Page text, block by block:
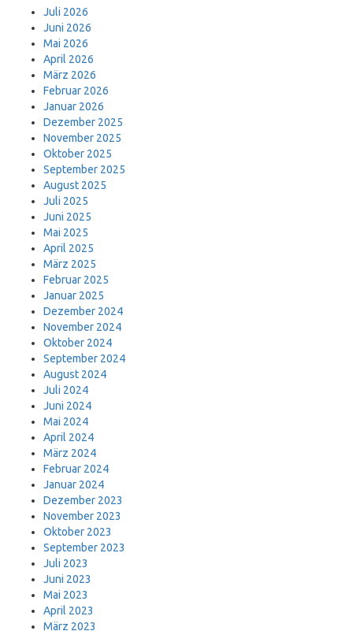
Juli 2026
Juni 2026
Mai 2026
April 2026
März 2026
Februar 2026
Januar 2026
Dezember 2025
November 2025
Oktober 2025
September 2025
August 2025
Juli 2025
Juni 2025
Mai 2025
April 2025
März 2025
Februar 2025
Januar 2025
Dezember 2024
November 2024
Oktober 2024
September 2024
August 2024
Juli 2024
Juni 2024
Mai 2024
April 2024
März 2024
Februar 2024
Januar 2024
Dezember 2023
November 2023
Oktober 2023
September 2023
Juli 2023
Juni 2023
Mai 2023
April 2023
März 2023